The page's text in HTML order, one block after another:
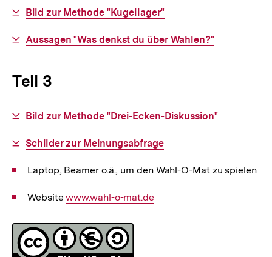
Interner
Bild zur Methode "Kugellager"
Interner
Aussagen "Was denkst du über Wahlen?"
Teil 3
Interner
Bild zur Methode "Drei-Ecken-Diskussion"
Interner
Schilder zur Meinungsabfrage
Laptop, Beamer o.ä., um den Wahl-O-Mat zu spielen
WebsiteInterner
www.wahl-o-mat.de
Fussnoten
Lizenz